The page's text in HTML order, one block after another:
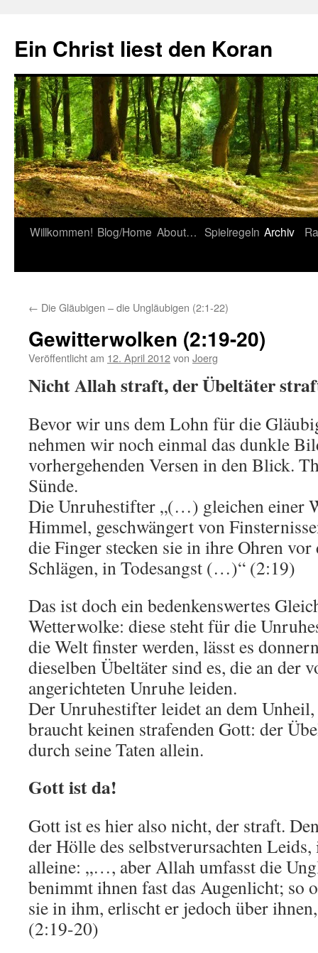
springen
Ein Christ liest den Koran
Willkommen! Blog/Home About… Spielregeln Archiv
← Die Gläubigen – die Ungläubigen (2:1-22)
Gewitterwolken (2:19-20)
Veröffentlicht am 12. April 2012von Joerg
Nicht Allah straft, der Übeltäter
Bevor wir uns dem Lohn für die
nehmen wir noch einmal das dunkle
vorhergehenden Versen in den Blick.
Sünde.
Die Unruhestifter „(…) gleichen einer
Himmel, geschwängert von
die Finger stecken sie in ihre Ohren vor
Schlägen, in Todesangst (…)“ (2:19)
Das ist doch ein bedenkenswertes
Wetterwolke: diese steht für die
die Welt finster werden, lässt es
dieselben Übeltäter sind es, die an der
angerichteten Unruhe leiden.
Der Unruhestifter leidet an dem
braucht keinen strafenden Gott: der
durch seine Taten allein.
Gott ist da!
Gott ist es hier also nicht, der straft.
der Hölle des selbstverursachten
alleine: „…, aber Allah umfasst die
benimmt ihnen fast das Augenlicht; so
sie in ihm, erlischt er jedoch über
(2:19-20)